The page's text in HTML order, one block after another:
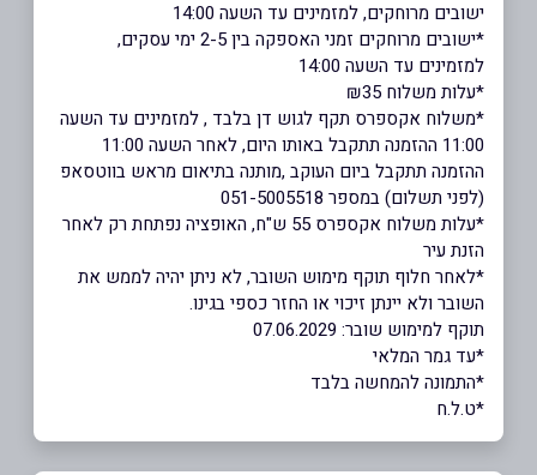
ישובים מרוחקים, למזמינים עד השעה 14:00
*ישובים מרוחקים זמני האספקה בין 2-5 ימי עסקים,
למזמינים עד השעה 14:00
*עלות משלוח ₪35
*משלוח אקספרס תקף לגוש דן בלבד , למזמינים עד השעה
11:00 ההזמנה תתקבל באותו היום, לאחר השעה 11:00
ההזמנה תתקבל ביום העוקב ,מותנה בתיאום מראש בווטסאפ
(לפני תשלום) במספר 051-5005518
*עלות משלוח אקספרס 55 ש"ח, האופציה נפתחת רק לאחר
הזנת עיר
*לאחר חלוף תוקף מימוש השובר, לא ניתן יהיה לממש את
השובר ולא יינתן זיכוי או החזר כספי בגינו.
תוקף למימוש שובר: 07.06.2029
*עד גמר המלאי
*התמונה להמחשה בלבד
*ט.ל.ח